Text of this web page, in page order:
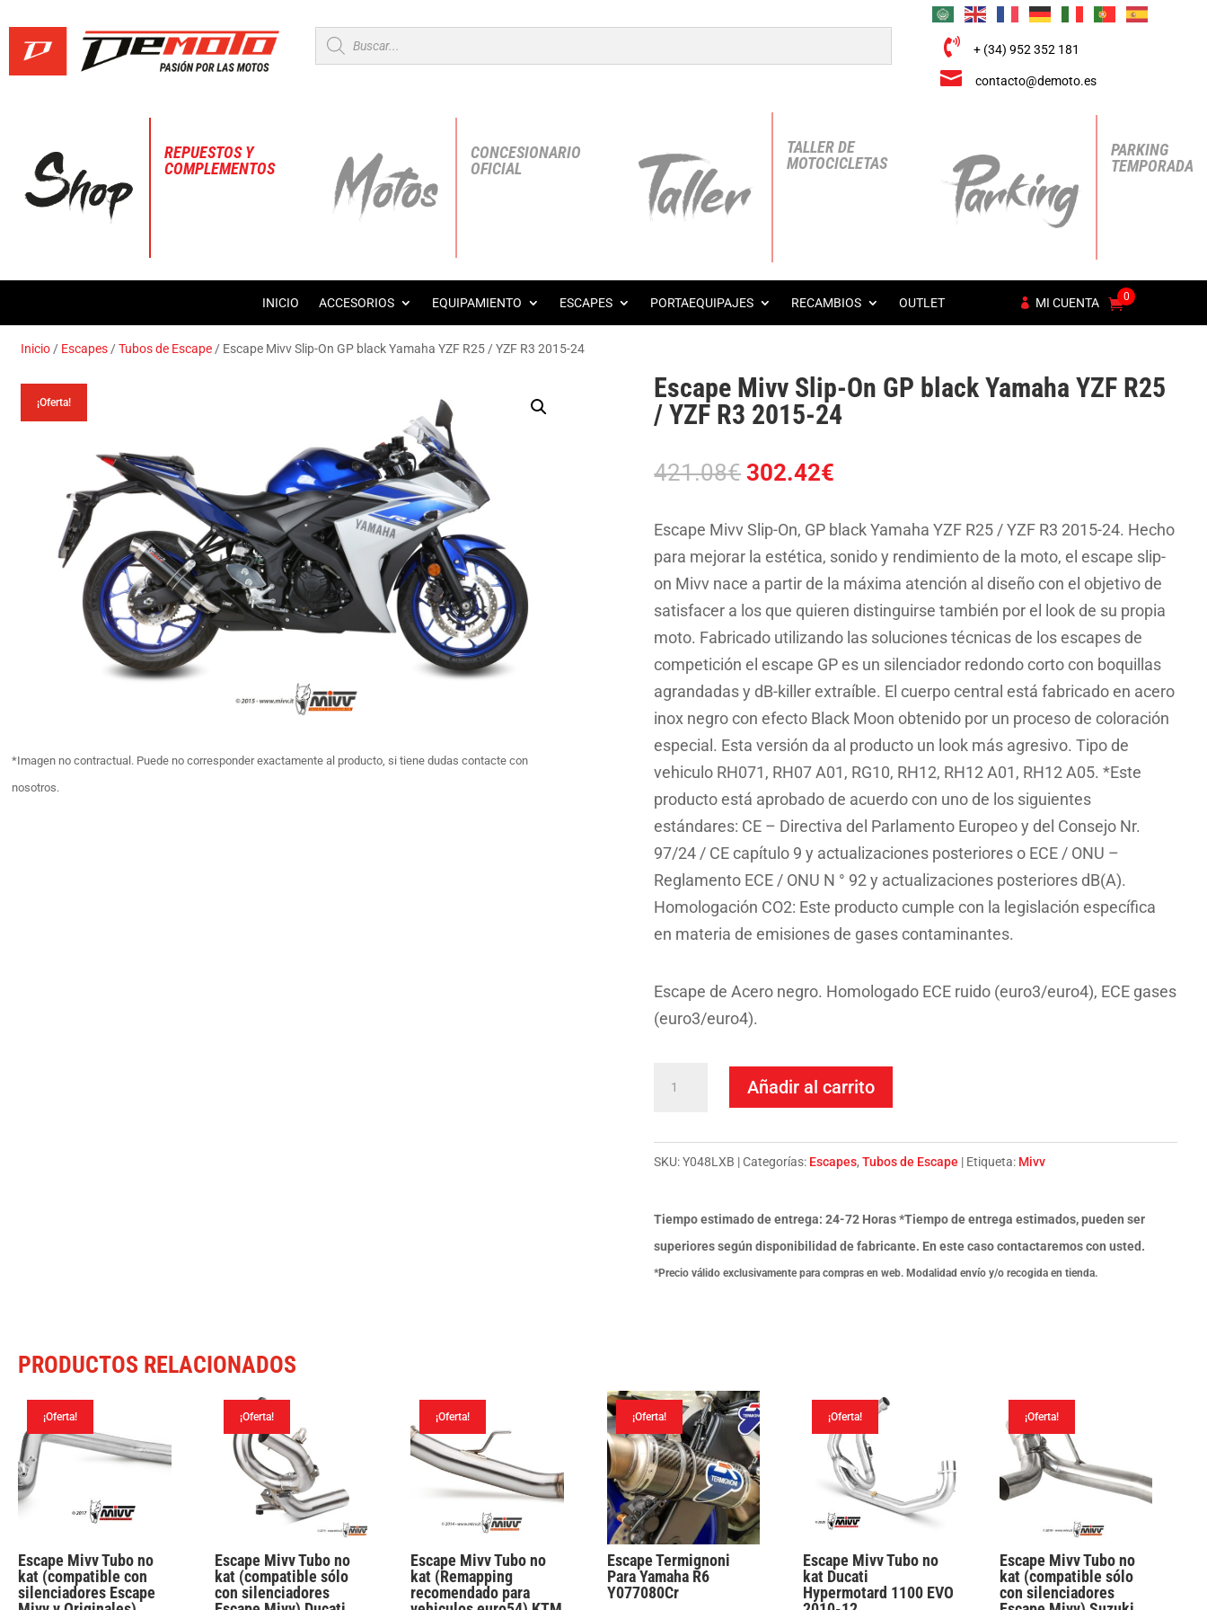
Búsqueda
de
productos
 + (34) 952 352 181
 contacto@demoto.es
REPUESTOS Y
COMPLEMENTOS
CONCESIONARIO
OFICIAL
TALLER DE
MOTOCICLETAS
PARKING
TEMPORADA
INICIO ACCESORIOS EQUIPAMIENTO ESCAPES PORTAEQUIPAJES RECAMBIOS OUTLET MI CUENTA 0
Inicio / Escapes /Tubos de Escape / Escape Mivv Slip-On GP black Yamaha YZF R25 / YZF R3 2015-24
¡Oferta!
*Imagen no contractual. Puede no corresponder exactamente al producto, si tiene dudas contacte con
nosotros.
Escape Mivv Slip-On GP black Yamaha YZF R25
/ YZF R3 2015-24
421.08€ El
original
era:
421.08€.
302.42€
actual
es:
302.42€.
Escape Mivv Slip-On, GP black Yamaha YZF R25 / YZF R3 2015-24. Hecho
para mejorar la estética, sonido y rendimiento de la moto, el escape slip-
on Mivv nace a partir de la máxima atención al diseño con el objetivo de
satisfacer a los que quieren distinguirse también por el look de su propia
moto. Fabricado utilizando las soluciones técnicas de los escapes de
competición el escape GP es un silenciador redondo corto con boquillas
agrandadas y dB-killer extraíble. El cuerpo central está fabricado en acero
inox negro con efecto Black Moon obtenido por un proceso de coloración
especial. Esta versión da al producto un look más agresivo. Tipo de
vehiculo RH071, RH07 A01, RG10, RH12, RH12 A01, RH12 A05. *Este
producto está aprobado de acuerdo con uno de los siguientes
estándares: CE – Directiva del Parlamento Europeo y del Consejo Nr.
97/24 / CE capítulo 9 y actualizaciones posteriores o ECE / ONU –
Reglamento ECE / ONU N ° 92 y actualizaciones posteriores dB(A).
Homologación CO2: Este producto cumple con la legislación específica
en materia de emisiones de gases contaminantes.
Escape de Acero negro. Homologado ECE ruido (euro3/euro4), ECE gases
(euro3/euro4).
On
black
Yamaha
YZF
2015-
24
cantidad
Añadir al carrito
SKU:Y048LXB Categorías: Escapes,Tubos de Escape Etiqueta: Mivv
Tiempo estimado de entrega: 24-72 Horas *Tiempo de entrega estimados, pueden ser
superiores según disponibilidad de fabricante. En este caso contactaremos con usted.
*Precio válido exclusivamente para compras en web. Modalidad envío y/o recogida en tienda.
PRODUCTOS RELACIONADOS
¡Oferta!
Escape Mivv Tubo no
kat (compatible con
silenciadores Escape
¡Oferta!
Escape Mivv Tubo no
kat (compatible sólo
con silenciadores
¡Oferta!
Escape Mivv Tubo no
kat (Remapping
recomendado para
¡Oferta!
Escape Termignoni
Para Yamaha R6
Y077080Cr
¡Oferta!
Escape Mivv Tubo no
kat Ducati
Hypermotard 1100 EVO
¡Oferta!
Escape Mivv Tubo no
kat (compatible sólo
con silenciadores